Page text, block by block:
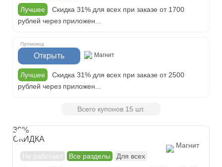
Лучшее
Скидка 31% для всех при заказе от 1700
рублей через приложен...
Открыть Магнит
Лучшее
Скидка 31% для всех при заказе от 2500
рублей через приложен...
Всего купонов 15 шт.
30%
СКИДКА
Магнит
Не работает
Все разделы Для всех